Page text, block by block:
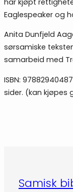
har kjøpt
Eaglespeaker og
Anita Dunfjeld
sørsamiske
samarbeid med
ISBN:
sider. (kan kjøpes
Samisk